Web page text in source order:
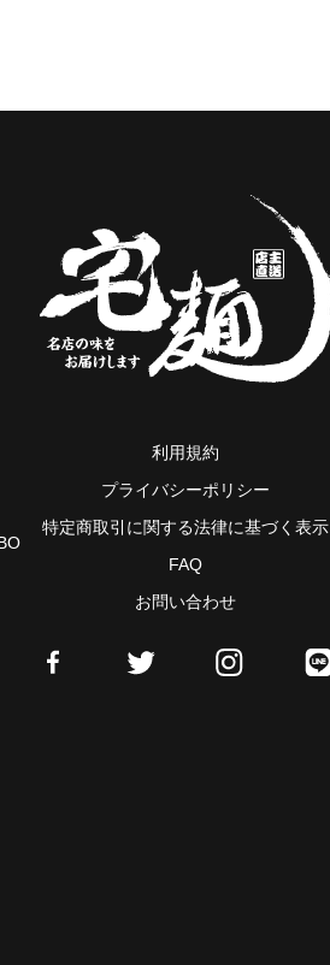
利用規約
プライバシーポリシー
特定商取引に関する法律に基づく表示
FAQ
お問い合わせ